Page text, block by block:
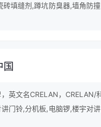
砖填缝剂,蹲坑防臭器,墙角防
国
英文名CRELAN，
门铃,分机板,电脑锣,楼宇对